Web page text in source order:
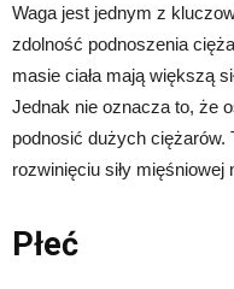
Waga jest jednym z
zdolność podnoszenia
masie ciała mają większą
Jednak nie oznacza to, że
podnosić dużych ciężarów.
rozwinięciu siły mięśniowej
Płeć